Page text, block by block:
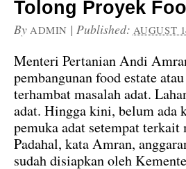
Tolong Proyek
By ADMIN | Published: AUGUST
Menteri Pertanian Andi
pembangunan food estate
terhambat masalah adat.
adat. Hingga kini, belum ada
pemuka adat setempat terkait
Padahal, kata Amran,
sudah disiapkan oleh